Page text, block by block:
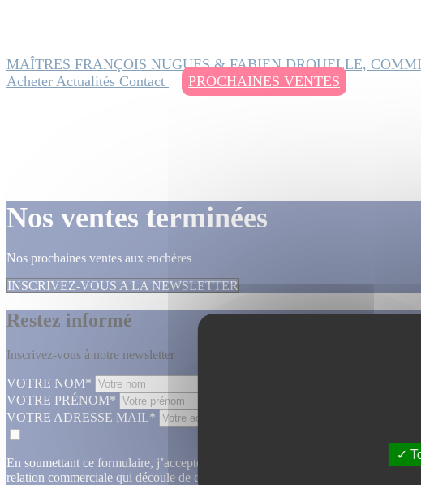
MAÎTRES FRANÇOIS NUGUES & FABIEN DROUELLE,
Acheter Actualités Contact PROCHAINES VENTES
Nos ventes terminées
Nos prochaines ventes aux enchères
INSCRIVEZ-VOUS A LA NEWSLETTER
Restez informé
Inscrivez-vous à notre newsletter
VOTRE NOM*
VOTRE PRÉNOM*
VOTRE ADRESSE MAIL*
En soumettant ce formulaire, j’accepte que les informations saisies dans ce
relation commerciale qui découle de cette demande.